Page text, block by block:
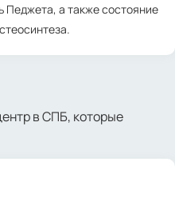
Педжета, а также состояние
в СПБ, которые